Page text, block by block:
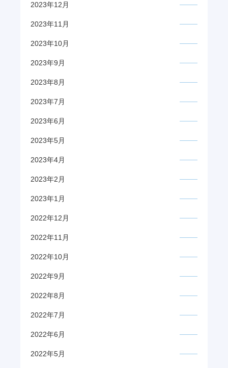
2023年12月
2023年11月
2023年10月
2023年9月
2023年8月
2023年7月
2023年6月
2023年5月
2023年4月
2023年2月
2023年1月
2022年12月
2022年11月
2022年10月
2022年9月
2022年8月
2022年7月
2022年6月
2022年5月